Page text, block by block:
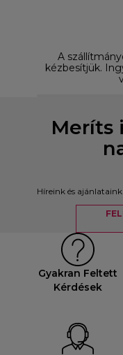
A
kézbesítjük.
Meríts
Híreink és
Gyakran Feltett
Kérdések